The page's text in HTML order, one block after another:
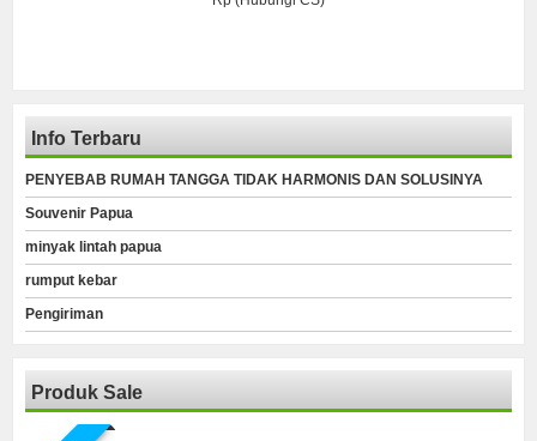
Info Terbaru
PENYEBAB RUMAH TANGGA TIDAK HARMONIS DAN SOLUSINYA
Souvenir Papua
minyak lintah papua
rumput kebar
Pengiriman
Produk Sale